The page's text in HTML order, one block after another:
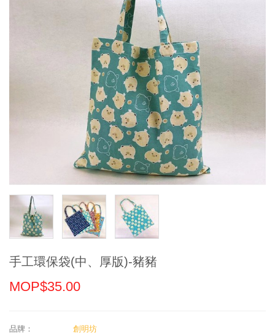
手工環保袋(中、厚版)-豬豬
MOP$35.00
品牌：
創明坊